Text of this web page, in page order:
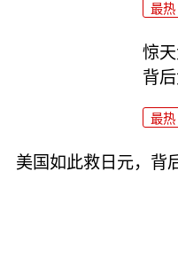
最热
惊
背
最热
美国如此救日元，背